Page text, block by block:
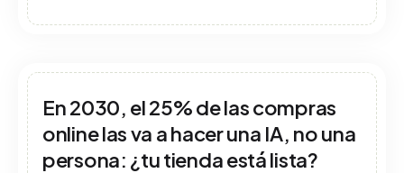
En 2030, el 25% de las compras
online las va a hacer una IA, no una
persona: ¿tu tienda está lista?